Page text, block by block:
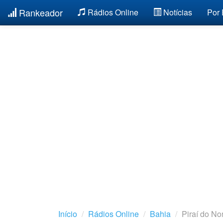
Rankeador Rádios Online Notícias Por
Início Rádios Online Bahia Piraí do